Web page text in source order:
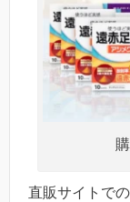
直販サイトで